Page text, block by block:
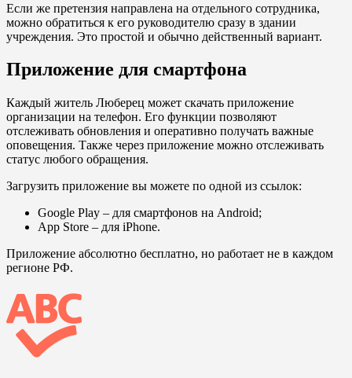
Если же претензия направлена на отдельного сотрудника,
можно обратиться к его руководителю сразу в здании
учреждения. Это простой и обычно действенный вариант.
Приложение для смартфона
Каждый житель Люберец может скачать приложение
организации на телефон. Его функции позволяют
отслеживать обновления и оперативно получать важные
оповещения. Также через приложение можно отслеживать
статус любого обращения.
Загрузить приложение вы можете по одной из ссылок:
Google Play – для смартфонов на Android;
App Store – для iPhone.
Приложение абсолютно бесплатно, но работает не в каждом
регионе РФ.